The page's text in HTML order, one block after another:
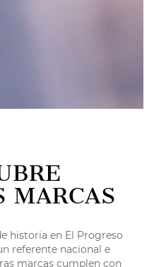
MARCAS
historia en El Progreso
referente nacional e
marcas cumplen con